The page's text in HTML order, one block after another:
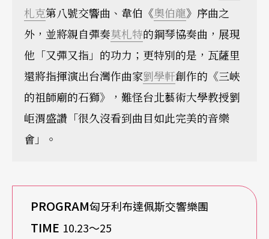
札克第八號交響曲、韋伯《奧伯龍》序曲之
外，並將親自彈奏莫札特的鋼琴協奏曲，展現
他「又彈又指」的功力；更特別的是，瓦薩里
還將指揮演出台灣作曲家劉學軒創作的《三峽
的祖師廟的石獅》，難怪台北藝術大學教授劉
岠渭盛讚「很久沒看到曲目如此完美的音樂
會」。
PROGRAM匈牙利布達佩斯交響樂團
TIME 10.23〜25